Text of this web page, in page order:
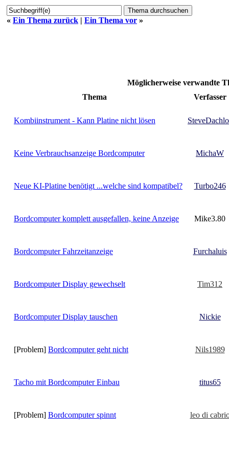
« Ein Thema zurück | Ein Thema vor »
Möglicherweise verwandte
Thema
Verfasser
Kombiinstrument - Kann Platine nicht lösen
Keine Verbrauchsanzeige Bordcomputer MichaW
Neue KI-Platine benötigt ...welche sind kompatibel? Turbo246
Bordcomputer komplett ausgefallen, keine Anzeige Mike3.80
Bordcomputer Fahrzeitanzeige Furchaluis
Bordcomputer Display gewechselt Tim312
Bordcomputer Display tauschen Nickie
[Problem] Bordcomputer geht nicht Nils1989
Tacho mit Bordcomputer Einbau titus65
[Problem] Bordcomputer spinnt leo di